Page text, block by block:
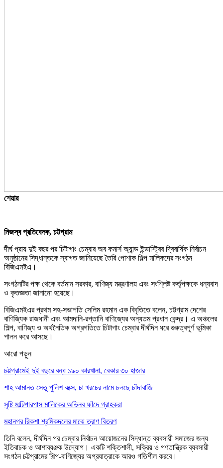
শেয়ার
নিজস্ব প্রতিবেদক, চট্টগ্রাম
দীর্ঘ প্রায় দুই বছর পর চিটাগাং চেম্বার অব কমার্স অ্যান্ড ইন্ডাস্ট্রির দ্বিবার্ষিক নির্বাচন
অনুষ্ঠানের সিদ্ধান্তকে স্বাগত জানিয়েছে তৈরি পোশাক শিল্প মালিকদের সংগঠন
বিজিএমইএ।
সংগঠনটির পক্ষ থেকে বর্তমান সরকার, বাণিজ্য মন্ত্রণালয় এবং সংশ্লিষ্ট কর্তৃপক্ষকে ধন্যবাদ
ও কৃতজ্ঞতা জানানো হয়েছে।
বিজিএমইএর প্রথম সহ-সভাপতি সেলিম রহমান এক বিবৃতিতে বলেন, চট্টগ্রাম দেশের
বাণিজ্যিক রাজধানী এবং আমদানি-রপ্তানি বাণিজ্যের অন্যতম প্রধান কেন্দ্র। এ অঞ্চলের
শিল্প, বাণিজ্য ও অর্থনৈতিক অগ্রগতিতে চিটাগাং চেম্বার দীর্ঘদিন ধরে গুরুত্বপূর্ণ ভূমিকা
পালন করে আসছে।
আরো পড়ুন
চট্টগ্রামেই দুই বছরে বন্ধ ১৯০ কারখানা, বেকার ৩০ হাজার
শাহ আমানত সেতু পুলিশ বক্সে, চা খরচের নামে চলছে চাঁদাবাজি
সৃষ্টি মাল্টিপারপাস মালিকের অভিনব ফাঁদে গ্রাহকরা
মহানগর রিকশা শ্রমিকদলের মাঝে ত্রাণ বিতরণ
তিনি বলেন, দীর্ঘদিন পর চেম্বার নির্বাচন আয়োজনের সিদ্ধান্ত ব্যবসায়ী সমাজের জন্য
ইতিবাচক ও আশাব্যঞ্জক উদ্যোগ। একটি শক্তিশালী, সক্রিয় ও গণতান্ত্রিক ব্যবসায়ী
সংগঠন চট্টগ্রামের শিল্প-বাণিজ্যের অগ্রযাত্রাকে আরও গতিশীল করবে।